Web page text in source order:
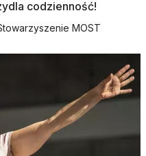
codzienność!
MOST